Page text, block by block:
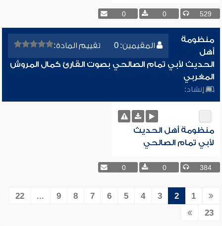
529
0
0
المقيمين: 0 تقييم المادة:
منظومة
أهل
الحديث لأبي تمام الصالحي بصوت القارئ كمال المروش
المغربي
إنشاد:
منظومة أهل الحديث
لأبي تمام الصالحي
384
0
0
1
2
3
4
5
6
7
8
9
...
22
23